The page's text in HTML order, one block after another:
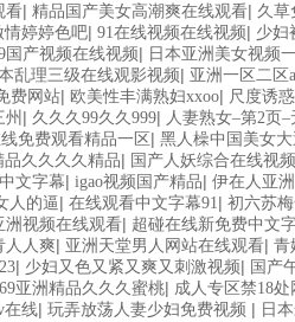
看| 精品国产美女高潮爽在线观看| 久草
情婷婷色吧| 91在线视频在线视频| 少妇
国产视频在线视频| 日本亚洲美女视频
乱理三级在线观影视频| 亚洲一区二区
费网站| 欧美性丰满熟妇xxoo| 尺度诱
| 久久久99久久999| 人妻熟女–第2页
免费观看精品一区 | 黑人橾中国美女
久久久久精品| 国产人妖综合在线视频
文字幕| igao视频国产精品| 伊在人亚
人的逼| 在线观看中文字幕91| 初六苏
洲视频在线观看| 超碰在线新免费中文
人人爽| 亚洲天堂男人网站在线观看| 青
| 少妇又色又紧又爽又刺激视频| 国产
69亚洲精品久久久蜜桃| 成人专区禁18处
在线| 玩弄放荡人妻少妇免费视频 | 日